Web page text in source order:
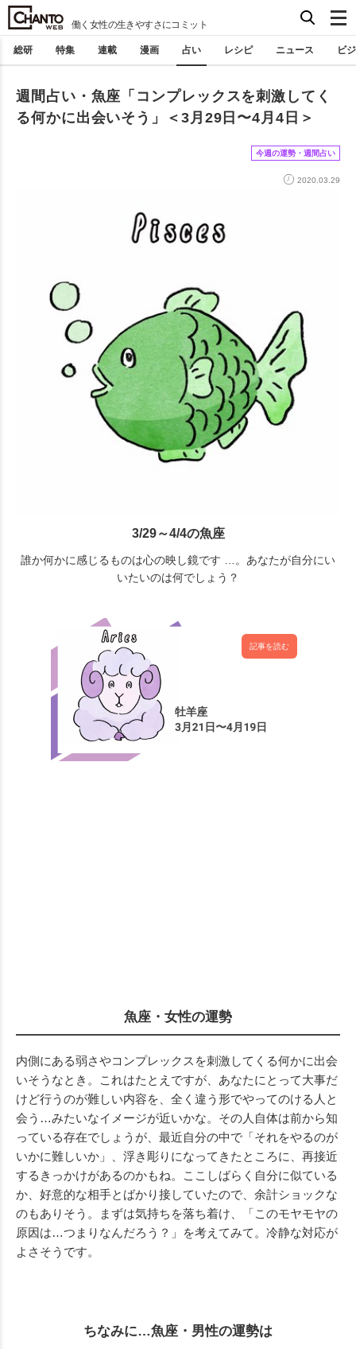
働く女性の生きやすさにコミット
総研 特集 連載 漫画 占い レシピ ニュース ビ
週間占い・魚座「コンプレックスを刺激してく
る何かに出会いそう」＜3月29日〜4月4日＞
今週の運勢・週間占い
2020.03.29
3/29～4/4の魚座
誰か何かに感じるものは心の映し鏡です …。あなたが自分にい
いたいのは何でしょう？
記事を読む
魚座・女性の運勢
内側にある弱さやコンプレックスを刺激してくる何かに出会
いそうなとき。これはたとえですが、あなたにとって大事だ
けど行うのが難しい内容を、全く違う形でやってのける人と
会う…みたいなイメージが近いかな。その人自体は前から知
っている存在でしょうが、最近自分の中で「それをやるのが
いかに難しいか」、浮き彫りになってきたところに、再接近
するきっかけがあるのかもね。ここしばらく自分に似ている
か、好意的な相手とばかり接していたので、余計ショックな
のもありそう。まずは気持ちを落ち着け、「このモヤモヤの
原因は…つまりなんだろう？」を考えてみて。冷静な対応が
よさそうです。
ちなみに…魚座・男性の運勢は